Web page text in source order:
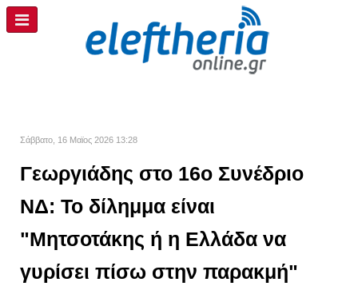
Σάββατο, 16 Μαϊος 2026 13:28
Γεωργιάδης στο 16ο Συνέδριο
ΝΔ: Το δίλημμα είναι
"Μητσοτάκης ή η Ελλάδα να
γυρίσει πίσω στην παρακμή"